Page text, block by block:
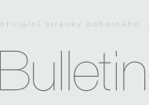
oficiální stránky odborného